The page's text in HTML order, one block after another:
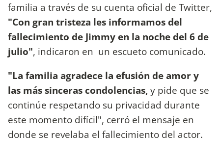
familia a través de su cuenta oficial de Twitter,
"Con gran tristeza les informamos del
fallecimiento de Jimmy en la noche del 6 de
julio", indicaron en un escueto comunicado.
"La familia agradece la efusión de amor y
las más sinceras condolencias,y pide que se
continúe respetando su privacidad durante
este momento difícil", cerró el mensaje en
donde se revelaba el fallecimiento del actor.